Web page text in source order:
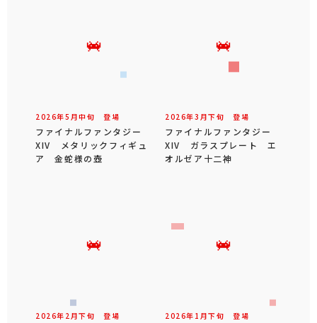
2026年5 月中旬 登場
ファイナルファンタジー
XIV メタリックフィギュ
ア 金蛇様の壺
2026年3 月下旬 登場
ファイナルファンタジー
XIV ガラスプレート エ
オルゼア十二神
2026年 2 月下旬 登場 2026年 1 月下旬 登場